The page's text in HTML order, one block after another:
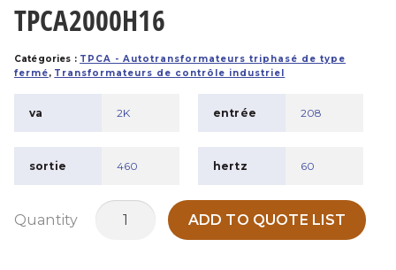
TPCA2000H16
Catégories : TPCA - Autotransformateurs triphasé de type
fermé, Transformateurs de contrôle industriel
va 2K entrée 208
sortie 460 hertz 60
Quantity
quantité
ADD TO QUOTE LIST